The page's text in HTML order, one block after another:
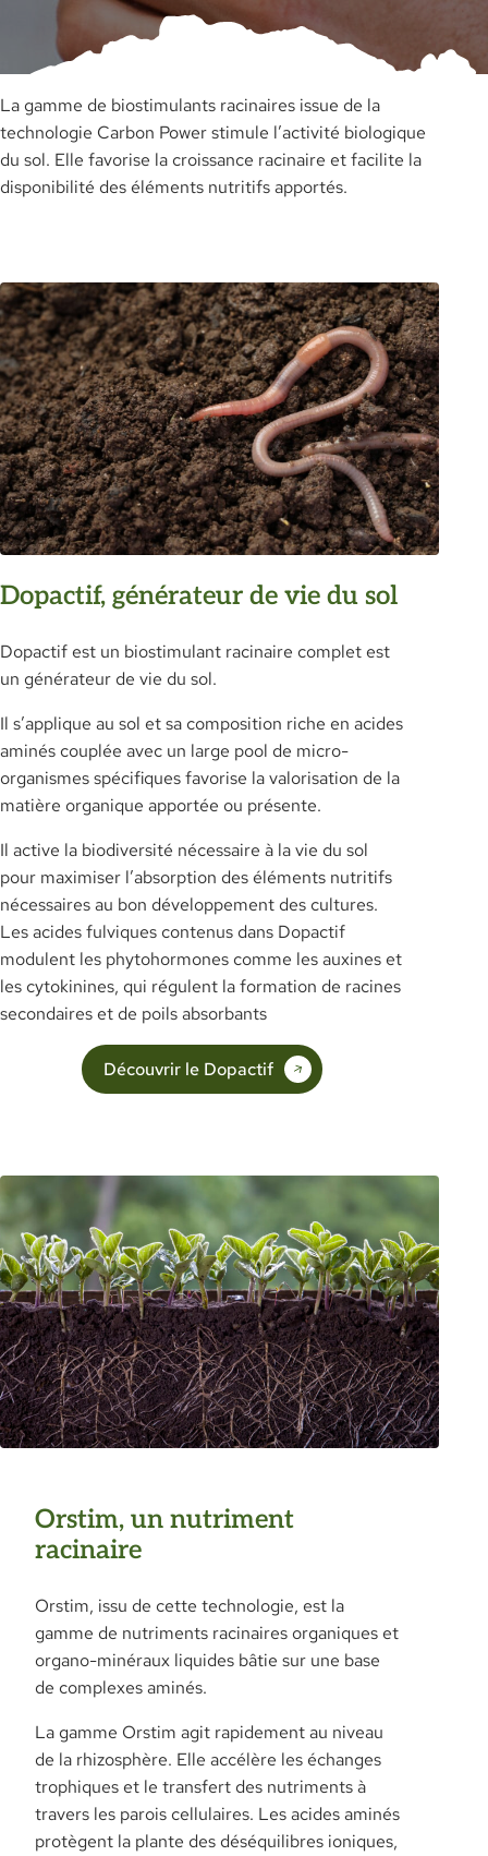
La gamme de biostimulants racinaires issue de la
technologie Carbon Power stimule l’activité biologique
du sol. Elle favorise la croissance racinaire et facilite la
disponibilité des éléments nutritifs apportés.
Dopactif, générateur de vie du sol
Dopactif est un biostimulant racinaire complet est
un générateur de vie du sol.
Il s’applique au sol et sa composition riche en acides
aminés couplée avec un large pool de micro-
organismes spécifiques favorise la valorisation de la
matière organique apportée ou présente.
Il active la biodiversité nécessaire à la vie du sol
pour maximiser l’absorption des éléments nutritifs
nécessaires au bon développement des cultures.
Les acides fulviques contenus dans Dopactif
modulent les phytohormones comme les auxines et
les cytokinines, qui régulent la formation de racines
secondaires et de poils absorbants
Découvrir le Dopactif
Orstim, un nutriment
racinaire
Orstim, issu de cette technologie, est la
gamme de nutriments racinaires organiques et
organo-minéraux liquides bâtie sur une base
de complexes aminés.
La gamme Orstim agit rapidement au niveau
de la rhizosphère. Elle accélère les échanges
trophiques et le transfert des nutriments à
travers les parois cellulaires. Les acides aminés
protègent la plante des déséquilibres ioniques,